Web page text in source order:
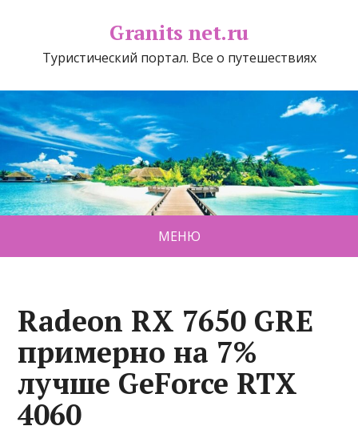
Granits net.ru
Туристический портал. Все о путешествиях
МЕНЮ
Radeon RX 7650 GRE
примерно на 7%
лучше GeForce RTX
4060